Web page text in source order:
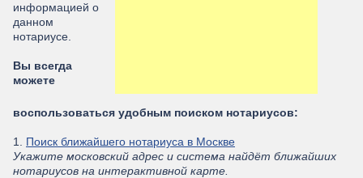
информацией о
данном
нотариусе.
Вы всегда
можете
воспользоваться удобным поиском нотариусов:
1. Поиск ближайшего нотариуса в Москве
Укажите московский адрес и система найдёт ближайших
нотариусов на интерактивной карте.